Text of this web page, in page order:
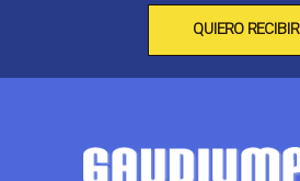
QUIERO RECIBIR